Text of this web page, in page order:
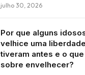
julho 30, 2026
Por que alguns
velhice uma
tiveram antes e o
sobre envelhecer?